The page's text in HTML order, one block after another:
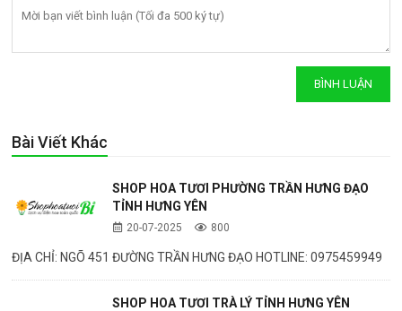
Bài Viết Khác
SHOP HOA TƯƠI PHƯỜNG TRẦN HƯNG ĐẠO
TỈNH HƯNG YÊN
20-07-2025 800
ĐỊA CHỈ: NGÕ 451 ĐƯỜNG TRẦN HƯNG ĐẠO HOTLINE: 0975459949
SHOP HOA TƯƠI TRÀ LÝ TỈNH HƯNG YÊN